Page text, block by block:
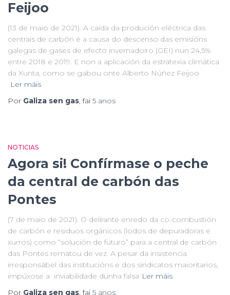
Feijoo
(13 de maio de 2021). A caída da produción eléctrica das
centrais de carbón é a causa do descenso das emisións
galegas de gases de efecto invernadoiro (GEI) nun 24,5%
entre 2018 e 2019. E non a aplicación da estratexia climática
da Xunta, como se gabou onte Alberto Núñez Feijoo
Ler máis
Por Galiza sen gas, fai 5 anos
NOTICIAS
Agora si! Confírmase o peche
da central de carbón das
Pontes
(7 de maio de 2021). O delirante enredo da co-combustión
de carbón e residuos orgánicos (lodos de depuradoras e
xurros) como “solución de futuro” para a central de carbón
das Pontes rematou de vez. A pesar da insistencia
irresponsábel das institucións e dos sindicatos maioritarios,
impúxose a inviabilidade dunha falsa Ler máis
Por Galiza sen gas, fai 5 anos